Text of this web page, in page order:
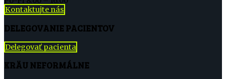
Kontaktujte nás
DELEGOVANIE PACIENTOV
Delegovať pacienta
KRÄU NEFORMÁLNE